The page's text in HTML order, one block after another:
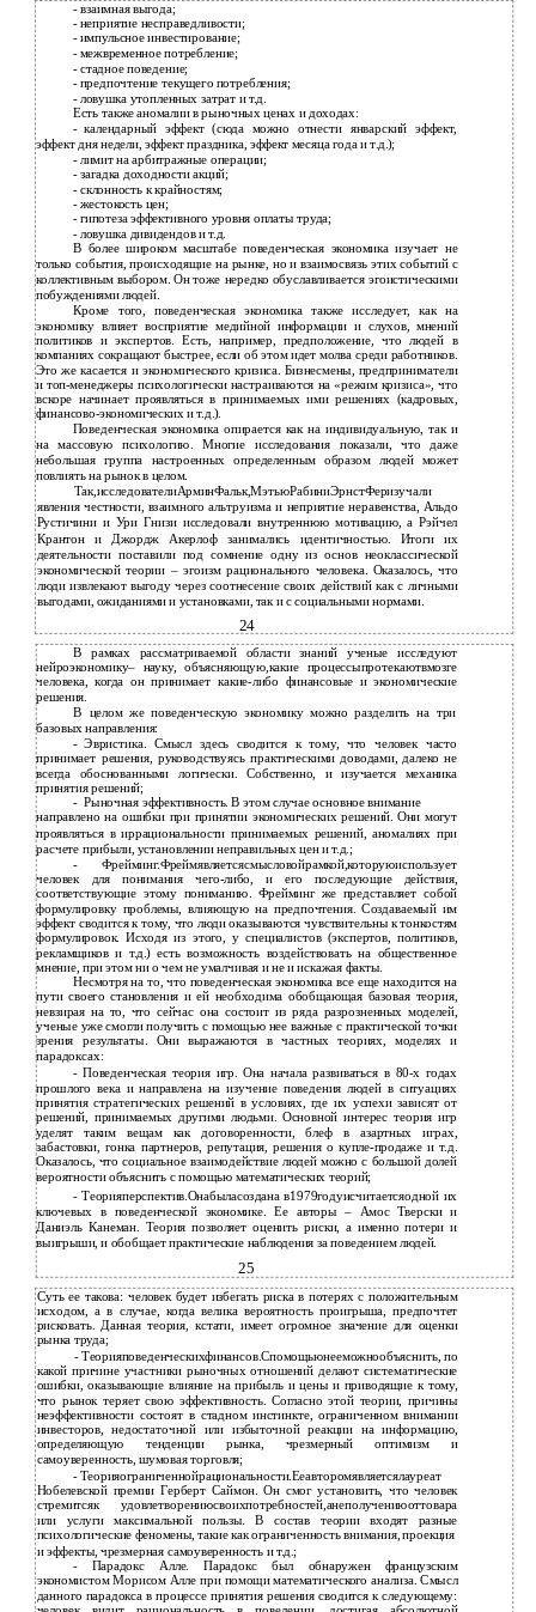
- взаимная выгода;
- неприятие несправедливости;
- импульсное инвестирование;
- межвременное потребление;
- стадное поведение;
- предпочтение текущего потребления;
- ловушка утопленных затрат и т.д.
Есть также аномалии в рыночных ценах и доходах:
- календарный эффект (сюда можно отнести январский эффект,
эффект дня недели, эффект праздника, эффект месяца года и т.д.);
- лимит на арбитражные операции;
- загадка доходности акций;
- склонность к крайностям;
- жестокость цен;
- гипотеза эффективного уровня оплаты труда;
- ловушка дивидендов и т.д.
В более широком масштабе поведенческая экономика изучает не
только события, происходящие на рынке, но и взаимосвязь этих событий с
коллективным выбором. Он тоже нередко обуславливается эгоистическими
побуждениями людей.
Кроме того, поведенческая экономика также исследует, как на
экономику влияет восприятие медийной информации и слухов, мнений
политиков и экспертов. Есть, например, предположение, что людей в
компаниях сокращают быстрее, если об этом идет молва среди работников.
Это же касается и экономического кризиса. Бизнесмены, предприниматели
и топ-менеджеры психологически настраиваются на «режим кризиса», что
вскоре начинает проявляться в принимаемых ими решениях (кадровых,
финансово-экономических и т.д.).
Поведенческая экономика опирается как на индивидуальную, так и
на массовую психологию. Многие исследования показали, что даже
небольшая группа настроенных определенным образом людей может
повлиять на рынок в целом.
Так,исследователиАрминФальк,МэтьюРабиниЭрнстФеризучали
явления честности, взаимного альтруизма и неприятие неравенства, Альдо
Рустичини и Ури Гнизи исследовали внутреннюю мотивацию, а Рэйчел
Крантон и Джордж Акерлоф занимались идентичностью. Итоги их
деятельности поставили под сомнение одну из основ неоклассической
экономической теории – эгоизм рационального человека. Оказалось, что
люди извлекают выгоду через соотнесение своих действий как с личными
выгодами, ожиданиями и установками, так и с социальными нормами.
24
В
рамках рассматриваемой области знаний ученые исследуют
нейроэкономику– науку, объясняющую,какие процессыпротекаютвмозге
человека, когда он принимает какие-либо финансовые и экономические
решения.
В целом же поведенческую экономику можно разделить на три
базовых направления:
- Эвристика. Смысл здесь сводится к тому, что человек часто
принимает решения, руководствуясь практическими доводами, далеко не
всегда обоснованными логически. Собственно, и изучается механика
принятия решений;
- Рыночная эффективность. В этом случае основное внимание
направлено на ошибки при принятии экономических решений. Они могут
проявляться в иррациональности принимаемых решений, аномалиях при
расчете прибыли, установлении неправильных цен и т.д.;
- Фрейминг.Фреймявляетсясмысловойрамкой,которуюиспользует
человек для понимания чего-либо, и его последующие действия,
соответствующие этому пониманию. Фрейминг же представляет собой
формулировку проблемы, влияющую на предпочтения. Создаваемый им
эффект сводится к тому, что люди оказываются чувствительны к тонкостям
формулировок. Исходя из этого, у специалистов (экспертов, политиков,
рекламщиков и т.д.) есть возможность воздействовать на общественное
мнение, при этом ни о чем не умалчивая и не и искажая факты.
Несмотря на то, что поведенческая экономика все еще находится на
пути своего становления и ей необходима обобщающая базовая теория,
невзирая на то, что сейчас она состоит из ряда разрозненных моделей,
ученые уже смогли получить с помощью нее важные с практической точки
зрения результаты. Они выражаются в частных теориях, моделях и
парадоксах:
- Поведенческая теория игр. Она начала развиваться в 80-х годах
прошлого века и направлена на изучение поведения людей в ситуациях
принятия стратегических решений в условиях, где их успехи зависят от
решений, принимаемых другими людьми. Основной интерес теория игр
уделят таким вещам как договоренности, блеф в азартных играх,
забастовки, гонка партнеров, репутация, решения о купле-продаже и т.д.
Оказалось, что социальное взаимодействие людей можно с большой долей
вероятности объяснить с помощью математических теорий;
- Теорияперспектив.Онабыласоздана в1979годуисчитаетсяодной их
ключевых в поведенческой экономике. Ее авторы – Амос Тверски и
Даниэль Канеман. Теория позволяет оценить риски, а именно потери и
выигрыши, и обобщает практические наблюдения за поведением людей.
25
Суть ее такова: человек будет избегать риска в потерях с положительным
исходом, а в случае, когда велика вероятность проигрыша, предпочтет
рисковать. Данная теория, кстати, имеет огромное значение для оценки
рынка труда;
- Теорияповеденческихфинансов.Спомощьюнееможнообъяснить, по
какой причине участники рыночных отношений делают систематические
ошибки, оказывающие влияние на прибыль и цены и приводящие к тому,
что рынок теряет свою эффективность. Согласно этой теории, причины
неэффективности состоят в стадном инстинкте, ограниченном внимании
инвесторов, недостаточной или избыточной реакции на информацию,
определяющую тенденции рынка, чрезмерный оптимизм и
самоуверенность, шумовая торговля;
- Теорияограниченнойрациональности.Ееавторомявляетсялауреат
Нобелевской премии Герберт Саймон. Он смог установить, что человек
стремитсяк удовлетворениюсвоихпотребностей,анеполучениюоттовара
или услуги максимальной пользы. В состав теории входят разные
психологические феномены, такие как ограниченность внимания, проекция
и эффекты, чрезмерная самоуверенность и т.д.;
-
Парадокс Алле. Парадокс был обнаружен французским
экономистом Морисом Алле при помощи математического анализа. Смысл
данного парадокса в процессе принятия решения сводится к следующему: